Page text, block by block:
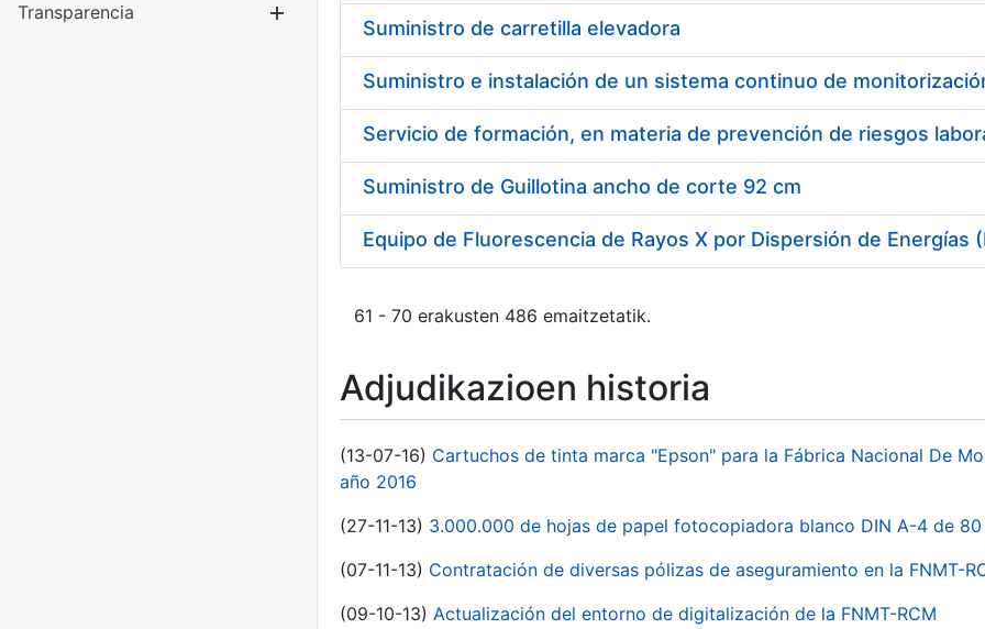
Transparencia Erakutsi/Ezkutatu
Suministro de carretilla elevadora
Suministro de Guillotina ancho de corte 92 cm
Equipo de Fluorescencia de Rayos X por Dispersión de Energías
61 - 70 erakusten 486 emaitzetatik.
Adjudikazioen historia
(13-07-16) Cartuchos de tinta marca "Epson" para la Fábrica Nacional De
año 2016
(27-11-13) 3.000.000 de hojas de papel fotocopiadora blanco DIN A-4 de 80
(07-11-13) Contratación de diversas pólizas de aseguramiento en la FNMT-
(09-10-13) Actualización del entorno de digitalización de la FNMT-RCM